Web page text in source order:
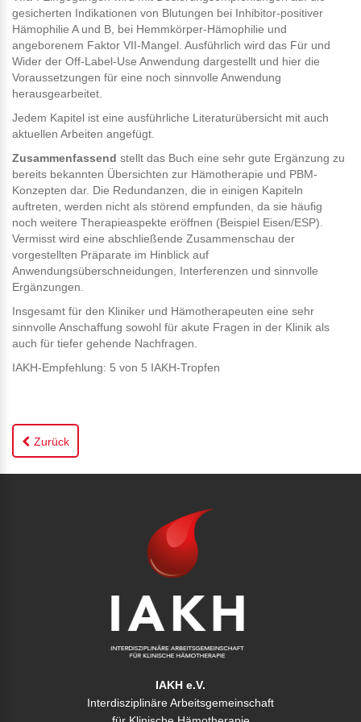
gesicherten Indikationen von Blutungen bei Inhibitor-positiver
Hämophilie A und B, bei Hemmkörper-Hämophilie und
angeborenem Faktor VII-Mangel. Ausführlich wird das Für und
Wider der Off-Label-Use Anwendung dargestellt und hier die
Voraussetzungen für eine noch sinnvolle Anwendung
herausgearbeitet.
Jedem Kapitel ist eine ausführliche Literaturübersicht mit auch
aktuellen Arbeiten angefügt.
Zusammenfassend stellt das Buch eine sehr gute Ergänzung zu
bereits bekannten Übersichten zur Hämotherapie und PBM-
Konzepten dar. Die Redundanzen, die in einigen Kapiteln
auftreten, werden nicht als störend empfunden, da sie häufig
noch weitere Therapieaspekte eröffnen (Beispiel Eisen/ESP).
Vermisst wird eine abschließende Zusammenschau der
vorgestellten Präparate im Hinblick auf
Anwendungsüberschneidungen, Interferenzen und sinnvolle
Ergänzungen.
Insgesamt für den Kliniker und Hämotherapeuten eine sehr
sinnvolle Anschaffung sowohl für akute Fragen in der Klinik als
auch für tiefer gehende Nachfragen.
IAKH-Empfehlung: 5 von 5 IAKH-Tropfen
Zurück
IAKH e.V.
Interdisziplinäre Arbeitsgemeinschaft